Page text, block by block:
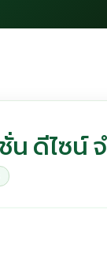
น ดีไซน์